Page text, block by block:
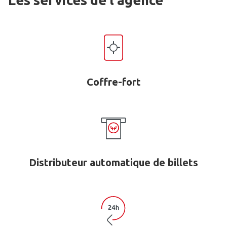
Coffre-fort
Distributeur automatique de billets